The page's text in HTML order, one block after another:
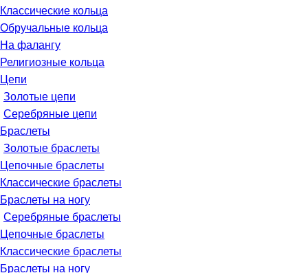
Классические кольца
Обручальные кольца
На фалангу
Религиозные кольца
Цепи
Золотые цепи
Серебряные цепи
Браслеты
Золотые браслеты
Цепочные браслеты
Классические браслеты
Браслеты на ногу
Серебряные браслеты
Цепочные браслеты
Классические браслеты
Браслеты на ногу